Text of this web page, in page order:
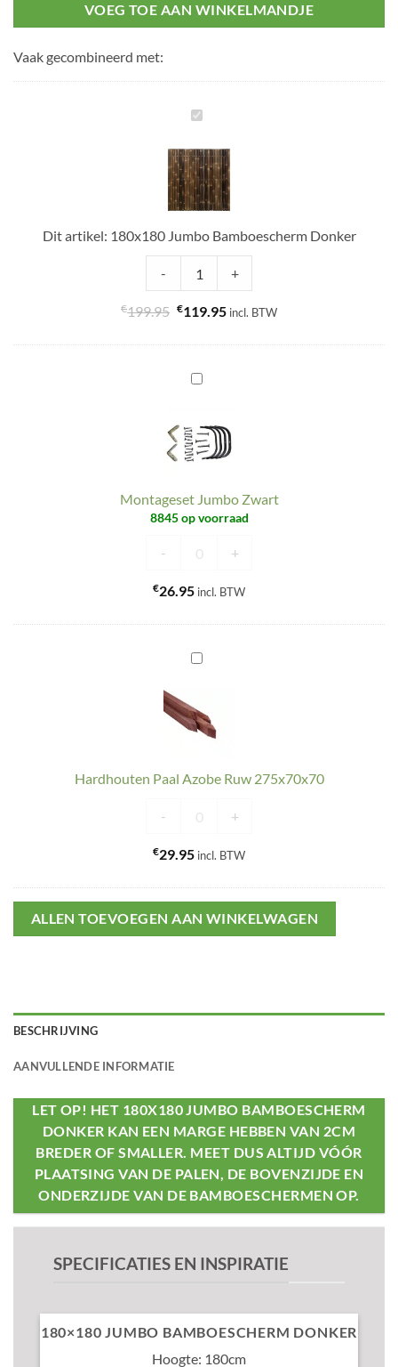
VOEG TOE AAN WINKELMANDJE
Vaak gecombineerd met:
180x180
Bamboescherm
Donker
Dit artikel: 180x180 Jumbo Bamboescherm Donker
- +
€199.95 €119.95 incl. BTW
Montageset
Montageset Jumbo Zwart
8845 op voorraad
- +
€26.95 incl. BTW
Hardhouten
Ruw
275x70x70
Hardhouten Paal Azobe Ruw 275x70x70
- +
€29.95 incl. BTW
ALLEN TOEVOEGEN AAN WINKELWAGEN
BESCHRIJVING
AANVULLENDE INFORMATIE
LET OP! HET 180X180 JUMBO BAMBOESCHERM
DONKER KAN EEN MARGE HEBBEN VAN 2CM
BREDER OF SMALLER. MEET DUS ALTIJD VÓÓR
PLAATSING VAN DE PALEN, DE BOVENZIJDE EN
ONDERZIJDE VAN DE BAMBOESCHERMEN OP.
SPECIFICATIES EN INSPIRATIE
180×180 JUMBO BAMBOESCHERM DONKER
Hoogte: 180cm